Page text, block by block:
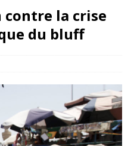
contre la crise
du bluff